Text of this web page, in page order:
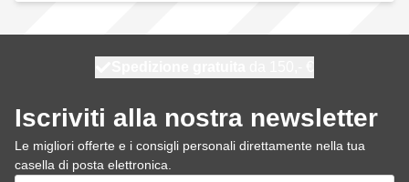
Iscriviti alla nostra newsletter
Le migliori offerte e i consigli personali direttamente nella tua
casella di posta elettronica.